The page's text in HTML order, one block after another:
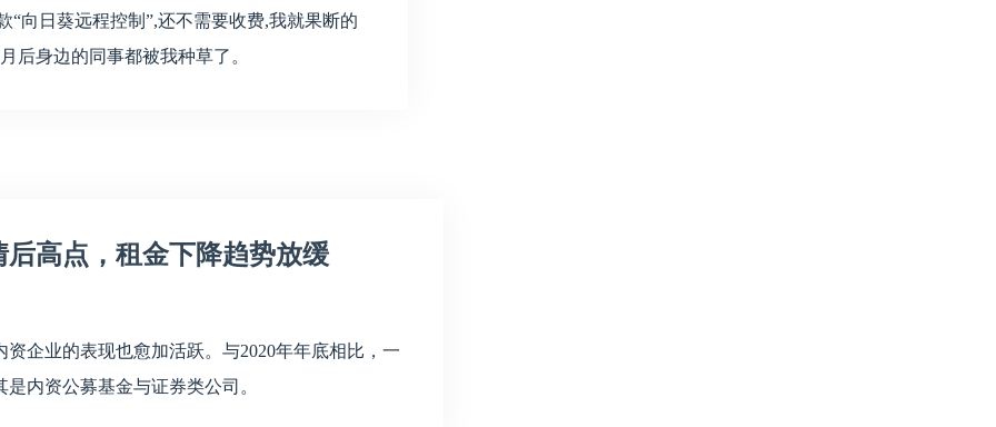
向日葵远程控制”,还不需要收费,我就果断的
后身边的同事都被我种草了。
高点，租金下降趋势放缓
企业的表现也愈加活跃。与2020年年底相比，一
内资公募基金与证券类公司。